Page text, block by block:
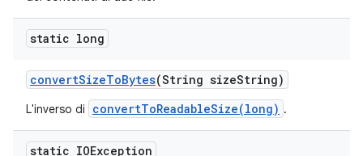
static long
convertSizeToBytes(String sizeString)
L'inverso di convertToReadableSize(long) .
static IOException